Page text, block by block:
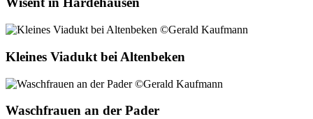
Kleines Viadukt bei Altenbeken
Waschfrauen an der Pader